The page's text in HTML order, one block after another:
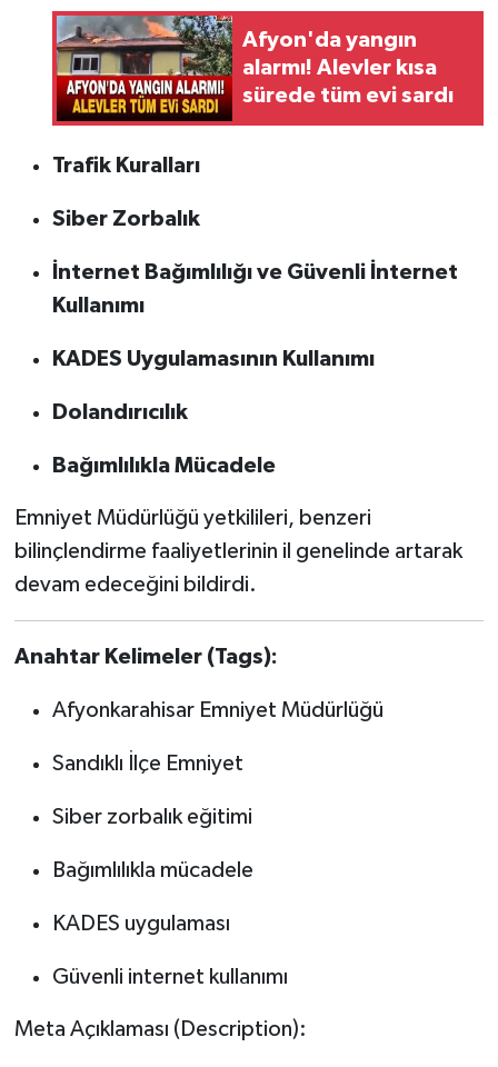
Afyon'da yangın
alarmı! Alevler kısa
sürede tüm evi sardı
Trafik Kuralları
Siber Zorbalık
İnternet Bağımlılığı ve Güvenli İnternet
Kullanımı
KADES Uygulamasının Kullanımı
Dolandırıcılık
Bağımlılıkla Mücadele
Emniyet Müdürlüğü yetkilileri, benzeri
bilinçlendirme faaliyetlerinin il genelinde artarak
devam edeceğini bildirdi.
Anahtar Kelimeler (Tags):
Afyonkarahisar Emniyet Müdürlüğü
Sandıklı İlçe Emniyet
Siber zorbalık eğitimi
Bağımlılıkla mücadele
KADES uygulaması
Güvenli internet kullanımı
Meta Açıklaması (Description):